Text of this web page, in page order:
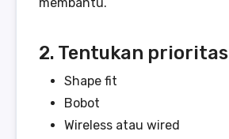
2. Tentukan prioritas
Shape fit
Bobot
Wireless atau wired